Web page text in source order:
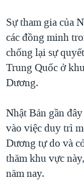
Sự tham gia của
các đồng minh
chống lại sự
Trung Quốc ở
Dương.
Nhật Bản gần
vào việc duy trì
Dương tự do và
thăm khu vực
năm nay.